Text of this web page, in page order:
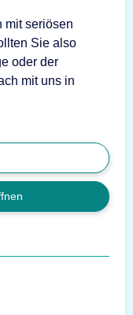
mit seriösen
Sie also
oder der
mit uns in